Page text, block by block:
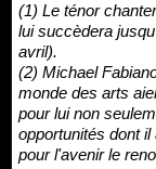
(1) Le ténor
lui succèdera
avril).
(2) Michael
monde des arts
pour lui non
opportunités dont
pour l'avenir le